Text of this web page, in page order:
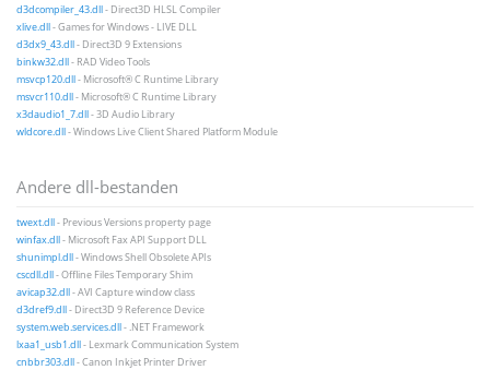
d3dcompiler_43.dll- Direct3D HLSL Compiler
xlive.dll- Games for Windows - LIVE DLL
d3dx9_43.dll- Direct3D 9 Extensions
binkw32.dll- RAD Video Tools
msvcp120.dll- Microsoft® C Runtime Library
msvcr110.dll- Microsoft® C Runtime Library
x3daudio1_7.dll- 3D Audio Library
wldcore.dll- Windows Live Client Shared Platform Module
Andere dll-bestanden
twext.dll- Previous Versions property page
winfax.dll- Microsoft Fax API Support DLL
shunimpl.dll- Windows Shell Obsolete APIs
cscdll.dll- Offline Files Temporary Shim
avicap32.dll- AVI Capture window class
d3dref9.dll- Direct3D 9 Reference Device
system.web.services.dll- .NET Framework
lxaa1_usb1.dll- Lexmark Communication System
cnbbr303.dll- Canon Inkjet Printer Driver